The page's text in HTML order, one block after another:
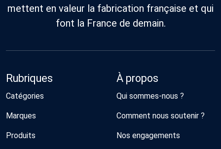
mettent en valeur la fabrication française et qui
font la France de demain.
Rubriques
Catégories
Marques
Produits
À propos
Qui sommes-nous ?
Comment nous soutenir ?
Nos engagements